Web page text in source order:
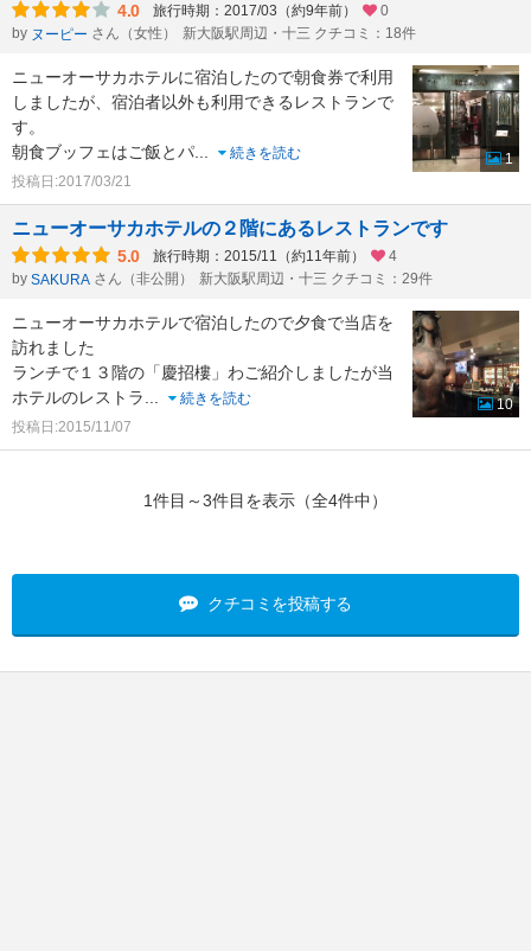
4.0 旅行時期：2017/03（約9年前）
0
by ヌーピー さん（女性） 新大阪駅周辺・十三 クチコミ：18件
ニューオーサカホテルに宿泊したので朝食券で利用
しましたが、宿泊者以外も利用できるレストランで
す。
朝食ブッフェはご飯とパ
続きを読む
投稿日:2017/03/21
1
ニューオーサカホテルの２階にあるレストランです
5.0 旅行時期：2015/11（約11年前）
4
by SAKURA さん（非公開） 新大阪駅周辺・十三 クチコミ：29件
ニューオーサカホテルで宿泊したので夕食で当店を
訪れました
ランチで１３階の「慶招樓」わご紹介しましたが当
ホテルのレストラ
続きを読む
投稿日:2015/11/07
10
1件目～3件目を表示（全4件中）
クチコミを投稿する